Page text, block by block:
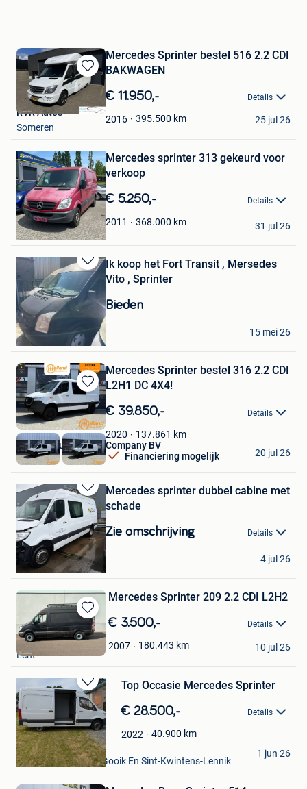
Bewaren
in
Favorieten
Mercedes Sprinter bestel 516 2.2 CDI
BAKWAGEN
€ 11.950,- Details
2016 395.500 km
RVR Auto's
Someren
25 jul 26
in
Mijn
Favorieten
Mercedes sprinter 313 gekeurd voor
verkoop
€ 5.250,- Details
2011 368.000 km
El ouali said
Mechelen
31 jul 26
Bewaren
Mijn
Favorieten
Ik koop het Fort Transit , Mersedes
Vito , Sprinter
Bieden
Eduard
Wijnegem
15 mei 26
Bewaren
in
Mijn
Favorieten
Mercedes Sprinter bestel 316 2.2 CDI
L2H1 DC 4X4!
€ 39.850,- Details
2020 137.861 km
Financiering mogelijk
Holland Automotive Company BV
Weert
20 jul 26
Bewaren
in
Mijn
Favorieten
Mercedes sprinter dubbel cabine met
schade
Zie omschrijving Details
Jonathan
Zele+Deel Lokeren
4 jul 26
Bewaren
in
Favorieten
Mercedes Sprinter 209 2.2 CDI L2H2
€ 3.500,- Details
2007 180.443 km
Bimex Auto's
Echt
10 jul 26
Bewaren
in
Mijn
Favorieten
Top Occasie Mercedes Sprinter
€ 28.500,- Details
2022 40.900 km
Garage Cosijns
Roosdaal+Deel Van Gooik En Sint-Kwintens-Lennik
1 jun 26